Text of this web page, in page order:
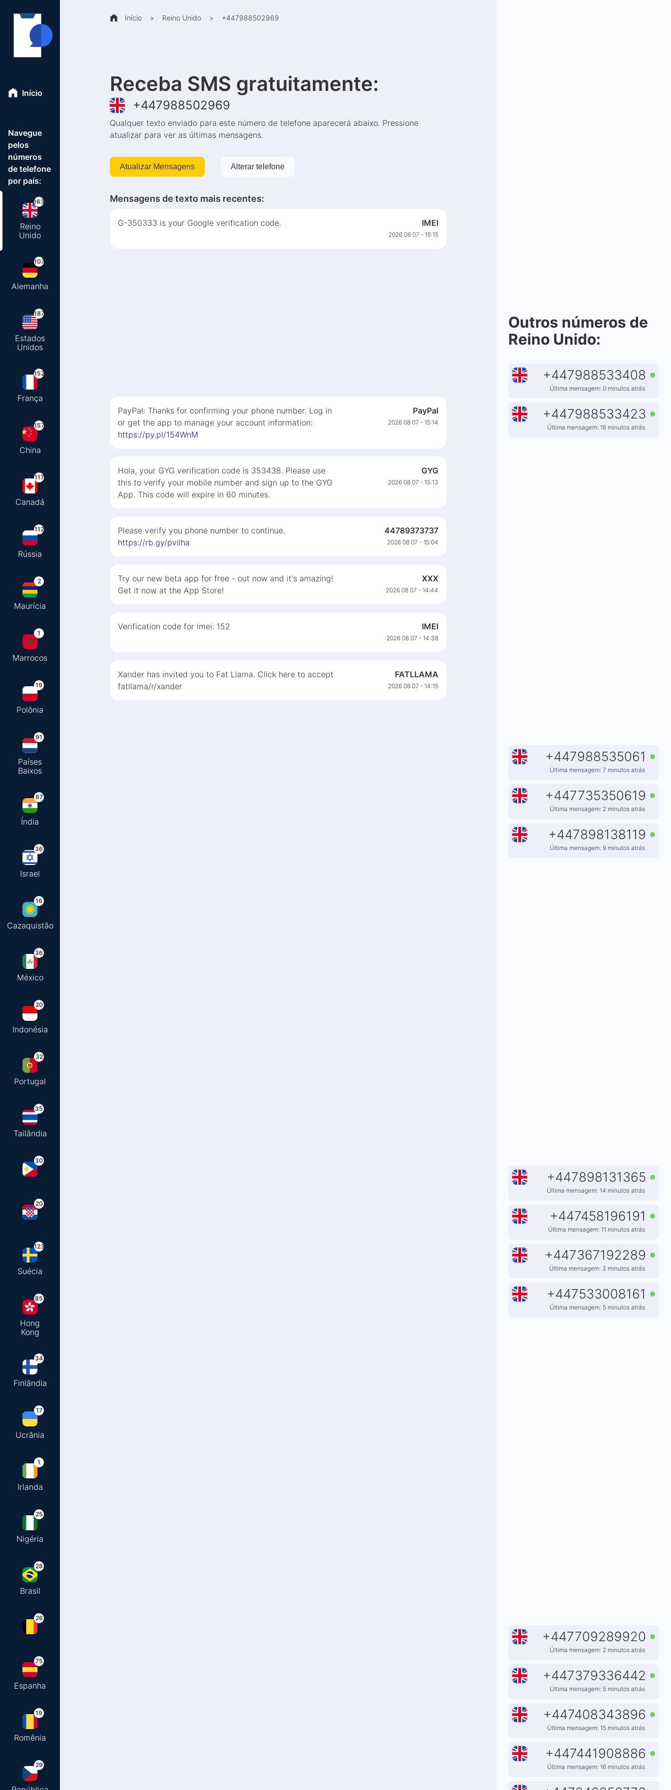
Início
Navegue
pelos
números
de telefone
por país:
163
Reino
Unido
107
Alemanha
187
Estados
Unidos
152
França
157
China
117
Canadá
112
Rússia
2
Maurícia
1
Marrocos
19
Polônia
91
Países
Baixos
67
Índia
36
Israel
16
Cazaquistão
36
México
20
Indonésia
32
Portugal
35
Tailândia
30
20
123
Suécia
85
Hong
Kong
34
Finlândia
17
Ucrânia
1
Irlanda
25
Nigéria
28
Brasil
26
75
Espanha
19
Romênia
29
Início > Reino Unido > +447988502969
Receba SMS gratuitamente:
+447988502969
Qualquer texto enviado para este número de telefone aparecerá abaixo. Pressione
atualizar para ver as últimas mensagens.
Atualizar Mensagens Alterar telefone
Mensagens de texto mais recentes:
G-350333 is your Google verification code. IMEI
2026 08 07 - 15:15
PayPal: Thanks for confirming your phone number. Log in
or get the app to manage your account information:
https://py.pl/154WnM
PayPal
2026 08 07 - 15:14
Hola, your GYG verification code is 353438. Please use
this to verify your mobile number and sign up to the GYG
App. This code will expire in 60 minutes.
GYG
2026 08 07 - 15:13
Please verify you phone number to continue.
https://rb.gy/pvilha
44789373737
2026 08 07 - 15:04
Try our new beta app for free - out now and it's amazing!
Get it now at the App Store!
XXX
2026 08 07 - 14:44
Verification code for imei: 152 IMEI
2026 08 07 - 14:38
Xander has invited you to Fat Llama. Click here to accept
fatllama/r/xander
FATLLAMA
2026 08 07 - 14:15
Outros números de
Reino Unido:
+447988533408
Última mensagem: 0 minutos atrás
+447988533423
Última mensagem: 18 minutos atrás
+447988535061
Última mensagem: 7 minutos atrás
+447735350619
Última mensagem: 2 minutos atrás
+447898138119
Última mensagem: 9 minutos atrás
+447898131365
Última mensagem: 14 minutos atrás
+447458196191
Última mensagem: 11 minutos atrás
+447367192289
Última mensagem: 3 minutos atrás
+447533008161
Última mensagem: 5 minutos atrás
+447709289920
Última mensagem: 2 minutos atrás
+447379336442
Última mensagem: 5 minutos atrás
+447408343896
Última mensagem: 15 minutos atrás
+447441908886
Última mensagem: 16 minutos atrás